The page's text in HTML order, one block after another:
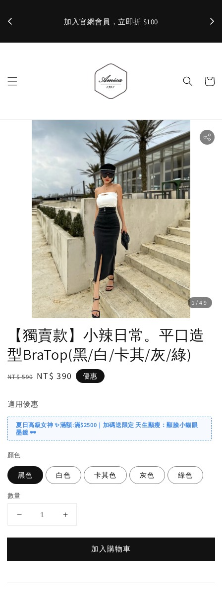
加入官網會員，立即折 $100 ✨
1 /49
【獨賣款】小辣日常。平口造
型BraTop(黑/白/卡其/灰/綠)
Regular
NT$ 590 Sale
NT$ 390 優惠
適用優惠
夏日高級女神 ✨滿額:滿$2500｜加碼送限定 天生顯瘦：顯臉小貓眼
墨鏡 🕶️
顏色
黑色 白色 卡其色 灰色 綠色
數量
加入購物車